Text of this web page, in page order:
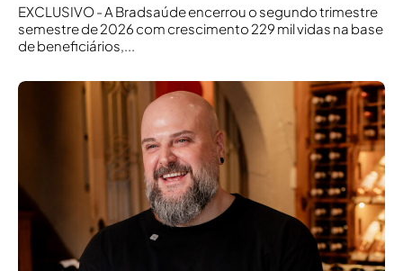
EXCLUSIVO - A Bradsaúde encerrou o segundo trimestre
semestre de 2026 com crescimento 229 mil vidas na base
de beneficiários,...